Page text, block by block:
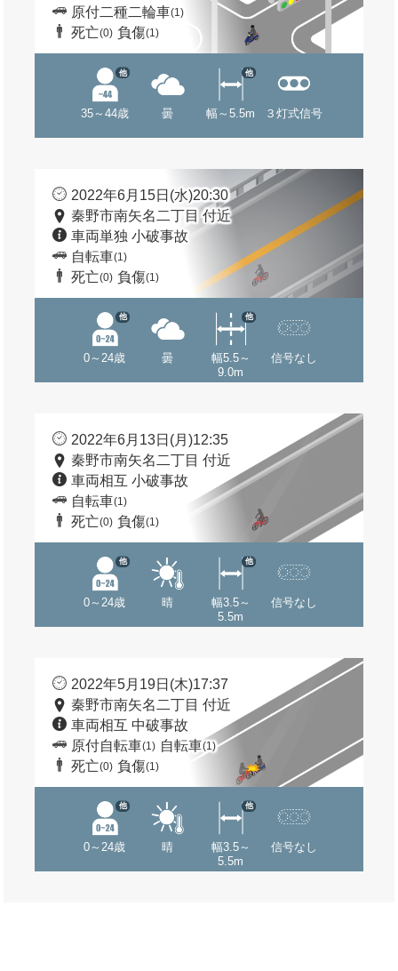
原付二種二輪車(1)
死亡(0) 負傷(1)
35～44歳
他
曇 幅～5.5m
他
３灯式信号
2022年6月15日(水)20:30
秦野市南矢名二丁目 付近
車両単独 小破事故
自転車(1)
死亡(0) 負傷(1)
0～24歳
他
曇
幅5.5～
9.0m
他
信号なし
2022年6月13日(月)12:35
秦野市南矢名二丁目 付近
車両相互 小破事故
自転車(1)
死亡(0) 負傷(1)
0～24歳
他
晴
幅3.5～
5.5m
他
信号なし
2022年5月19日(木)17:37
秦野市南矢名二丁目 付近
車両相互 中破事故
原付自転車(1) 自転車(1)
死亡(0) 負傷(1)
0～24歳
他
晴
幅3.5～
5.5m
他
信号なし